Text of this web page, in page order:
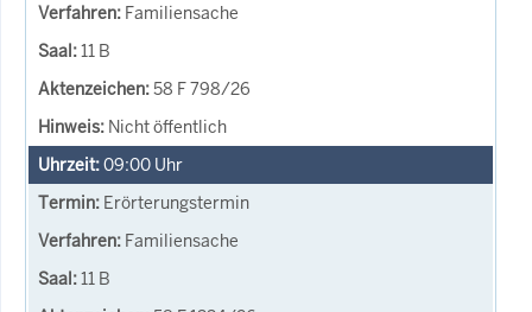
Familiensache
11 B
58 F 798/26
Nicht öffentlich
09:00 Uhr
Erörterungstermin
Familiensache
11 B